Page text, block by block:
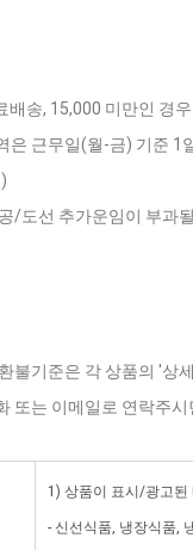
배송, 15,000 미만인 경
은 근무일(월-금) 기준
/도선 추가운임이 부과
불기준은 각 상품의 '상
또는 이메일로 연락주
1) 상품이 표시/광고된
- 신선식품, 냉장식품,